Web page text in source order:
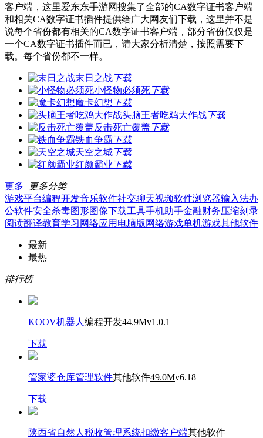
客户端，这里爱东东手游网搜集了全部的CA数字证书客户端
和相关CA数字证书插件提供给广大网友们下载，这里并不是
说每个省份都有相关的CA数字证书客户端，部分省份仅仅是
一个CA数字证书插件而已，请大家分析清楚，按照需要下
载。每个省份都不一样。
末日之战下载
小怪物必须死下载
魔卡幻想 下载
头脑王者吃鸡大作战下载
反击死亡覆盖 下载
铁血争霸 下载
天空之城下载
红颜霸业 下载
更多+更多分类
游戏平台编程开发音乐软件社交聊天视频软件浏览器输入法办
公软件安全杀毒图形图像下载工具手机助手金融财务压缩刻录
阅读翻译教育学习 网络应用 电脑版 网络游戏单机游戏其他软件
最新
最热
排行榜
KOOV机器人 编程开发44.9Mv1.0.1
下载
管家婆仓库管理软件其他软件49.0Mv6.18
下载
陕西省自然人税收管理系统扣缴客户端其他软件